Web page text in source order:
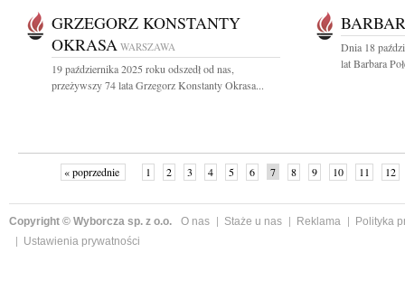
GRZEGORZ KONSTANTY
OKRASA WARSZAWA
19 października 2025 roku odszedł od nas,
przeżywszy 74 lata Grzegorz Konstanty Okrasa...
Dnia 18
lat Barbara
« poprzednie 1 2 3 4 5 6 7 8 9 10 11 12
Copyright © Wyborcza sp. z o.o. O nas Staże u nas Reklama
Polityka
Ustawienia prywatności